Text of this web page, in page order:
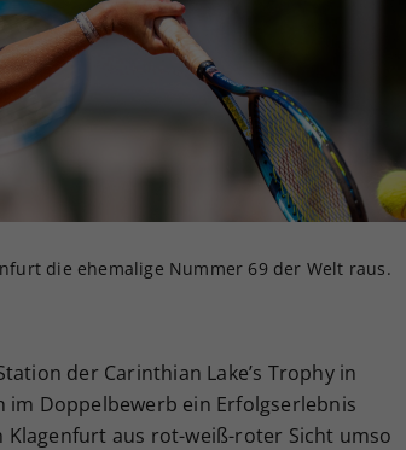
die ehemalige Nummer 69 der Welt raus.
der Carinthian Lake’s Trophy in
im Doppelbewerb ein Erfolgserlebnis
Klagenfurt aus rot-weiß-roter Sicht umso
Ihrer vorgenommen Einstellungen, falls der
Webseiten-Betreiber dies eingestellt hat.